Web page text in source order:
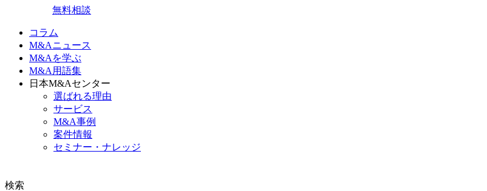
無料相談
コラム
M&Aニュース
M&Aを学ぶ
M&A用語集
日本M&Aセンター
選ばれる理由
サービス
M&A事例
案件情報
セミナー・ナレッジ
検索